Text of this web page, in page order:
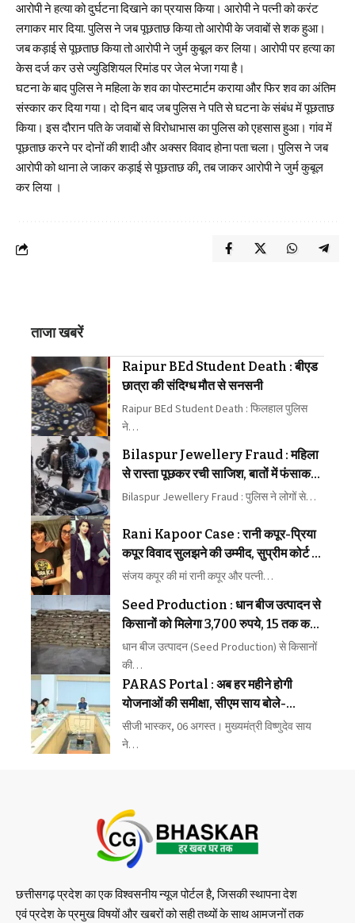
आरोपी ने हत्या को दुर्घटना दिखाने का प्रयास किया। आरोपी ने पत्नी को करंट
लगाकर मार दिया. पुलिस ने जब पूछताछ किया तो आरोपी के जवाबों से शक हुआ।
जब कड़ाई से पूछताछ किया तो आरोपी ने जुर्म कुबूल कर लिया। आरोपी पर हत्या का
केस दर्ज कर उसे ज्युडिशियल रिमांड पर जेल भेजा गया है।
घटना के बाद पुलिस ने महिला के शव का पोस्टमार्टम कराया और फिर शव का अंतिम
संस्कार कर दिया गया। दो दिन बाद जब पुलिस ने पति से घटना के संबंध में पूछताछ
किया। इस दौरान पति के जवाबों से विरोधाभास का पुलिस को एहसास हुआ। गांव में
पूछताछ करने पर दोनों की शादी और अक्सर विवाद होना पता चला। पुलिस ने जब
आरोपी को थाना ले जाकर कड़ाई से पूछताछ की, तब जाकर आरोपी ने जुर्म कुबूल
कर लिया ।
ताजा खबरें
Raipur BEd Student Death : बीएड
छात्रा की संदिग्ध मौत से सनसनी
Raipur BEd Student Death : फिलहाल पुलिस
ने…
Bilaspur Jewellery Fraud : महिला
से रास्ता पूछकर रची साजिश, बातों में फंसाकर
जेवर लेकर भागे बदमाश
Bilaspur Jewellery Fraud : पुलिस ने लोगों से…
Rani Kapoor Case : रानी कपूर-प्रिया
कपूर विवाद सुलझने की उम्मीद, सुप्रीम कोर्ट ने
मध्यस्थता पर जताया भरोसा
संजय कपूर की मां रानी कपूर और पत्नी…
Seed Production : धान बीज उत्पादन से
किसानों को मिलेगा 3,700 रुपये, 15 तक कराएं
पंजीयन
धान बीज उत्पादन (Seed Production) से किसानों
की…
PARAS Portal : अब हर महीने होगी
योजनाओं की समीक्षा, सीएम साय बोले-
लापरवाही बिल्कुल बर्दाश्त नहीं
सीजी भास्कर, 06 अगस्त। मुख्यमंत्री विष्णुदेव साय
ने…
छत्तीसगढ़ प्रदेश का एक विश्वसनीय न्यूज पोर्टल है, जिसकी स्थापना देश
एवं प्रदेश के प्रमुख विषयों और खबरों को सही तथ्यों के साथ आमजनों तक